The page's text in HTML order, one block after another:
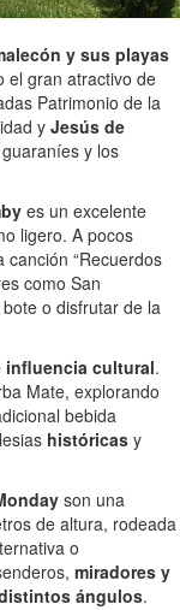
y sus playas
el gran atractivo de
Patrimonio de la
y Jesús de
y los
es un excelente
ligero. A pocos
“Recuerdos
como San
o disfrutar de la
influencia cultural.
Mate, explorando
bebida
históricas y
son una
de altura, rodeada
o
miradores y
ángulos.